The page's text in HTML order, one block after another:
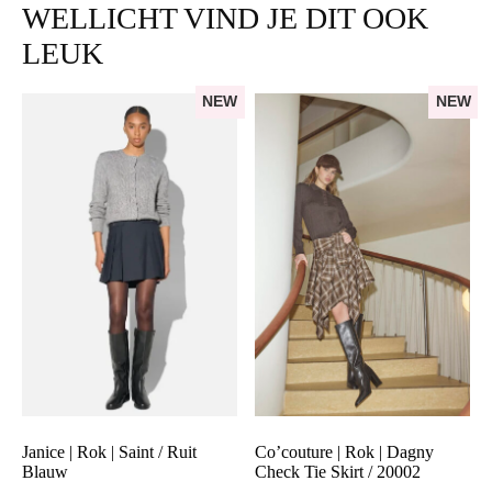
WELLICHT VIND JE DIT OOK
LEUK
NEW
Janice | Rok | Saint / Ruit
Blauw
NEW
Co’couture | Rok | Dagny
Check Tie Skirt / 20002